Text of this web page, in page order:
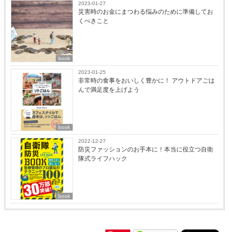
book
2023-01-27
災害時のお金にまつわる悩みのために準備してお
くべきこと
book
2023-01-25
非常時の食事をおいしく豊かに！ アウトドアごは
んで満足度を上げよう
book
2022-12-27
防災ファッションのお手本に！本当に役立つ自衛
隊式ライフハック